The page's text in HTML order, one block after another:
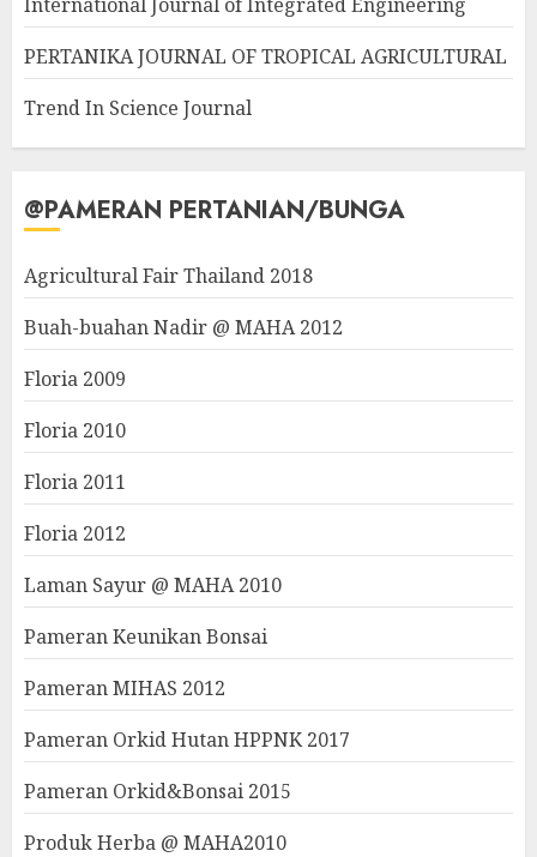
PERTANIKA JOURNAL OF TROPICAL AGRICULTURAL
Trend In Science Journal
@PAMERAN PERTANIAN/BUNGA
Agricultural Fair Thailand 2018
Buah-buahan Nadir @ MAHA 2012
Floria 2009
Floria 2010
Floria 2011
Floria 2012
Laman Sayur @ MAHA 2010
Pameran Keunikan Bonsai
Pameran MIHAS 2012
Pameran Orkid Hutan HPPNK 2017
Pameran Orkid&Bonsai 2015
Produk Herba @ MAHA2010